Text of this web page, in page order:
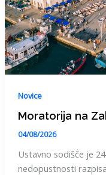
Novice
Moratorija na
04/08/2026
Ustavno sodišče je
nedopustnosti